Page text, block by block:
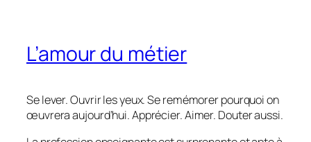
L’amour du métier
Se lever. Ouvrir les yeux. Se remémorer pourquoi on
œuvrera aujourd’hui. Apprécier. Aimer. Douter aussi.